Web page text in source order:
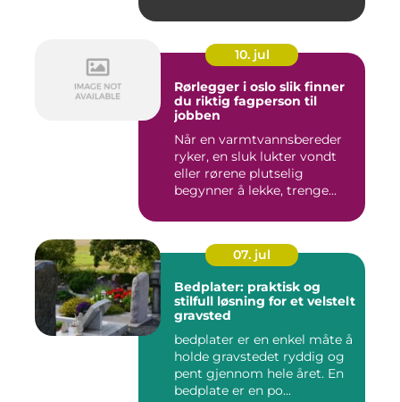
10. jul
Rørlegger i oslo slik finner
du riktig fagperson til
jobben
Når en varmtvannsbereder
ryker, en sluk lukter vondt
eller rørene plutselig
begynner å lekke, trenge...
07. jul
Bedplater: praktisk og
stilfull løsning for et velstelt
gravsted
bedplater er en enkel måte å
holde gravstedet ryddig og
pent gjennom hele året. En
bedplate er en po...